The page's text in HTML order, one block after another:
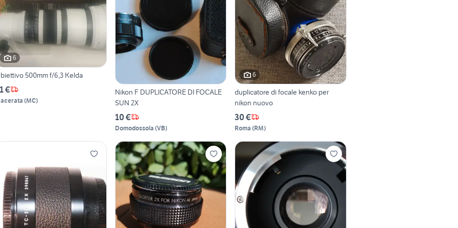
6
500mm f/6,3 Kelda
€
(MC)
Nikon F DUPLICATORE DI FOCALE
SUN 2X
10 €
Domodossola (VB)
6
duplicatore di focale kenko per
nikon nuovo
30 €
Roma (RM)